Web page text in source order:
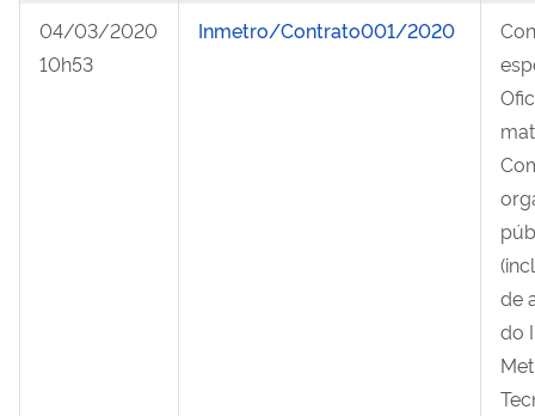
04/03/2020
10h53
Inmetro/Contrato001/2020
de
do